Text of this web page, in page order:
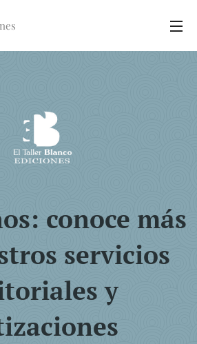
conoce más
servicios
y